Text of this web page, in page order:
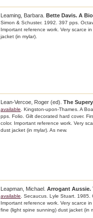
Leaming, Barbara. Bette Davis. A
Simon & Schuster. 1992. 397 pps.
Important reference work. Very scarce
jacket (in mylar).
Lean-Vercoe, Roger (ed). The
available . Kingston-upon-Thames. A
pps. Folio. Gilt decorated hard cover.
color. Important reference work. Very
dust jacket (in mylar). As new.
Leapman, Michael. Arrogant Aussie.
available . Secaucus. Lyle Stuart. 1985.
Important reference work. Very scarce
fine (light spine sunning) dust jacket (in